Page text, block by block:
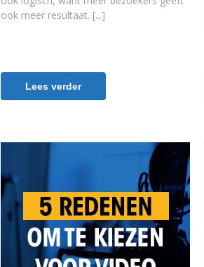
ook meer resultaat.
Lees verder